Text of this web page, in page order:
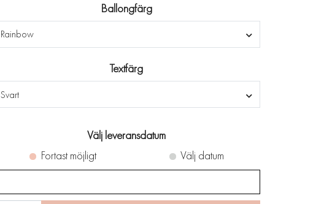
Ballongfärg
Rainbow
Textfärg
Svart
Välj leveransdatum
Fortast möjligt
Välj datum